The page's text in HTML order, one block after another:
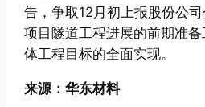
告，争取12月初上报股份公
项目隧道工程进展的前期准
体工程目标的全面实现。
来源：华东材料